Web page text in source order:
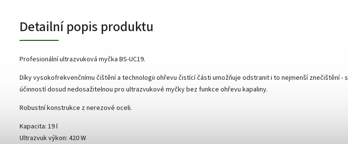
Detailní popis produktu
Profesionální ultrazvuková myčka BS-UC19.
Díky vysokofrekvenčnímu čištění a technologii ohřevu čistící části umožňuje odstranit i to nejmenší znečištění - s
účinností dosud nedosažitelnou pro ultrazvukové myčky bez funkce ohřevu kapaliny.
Robustní konstrukce z nerezové oceli.
Kapacita: 19 l
Ultrazvuk výkon: 420 W